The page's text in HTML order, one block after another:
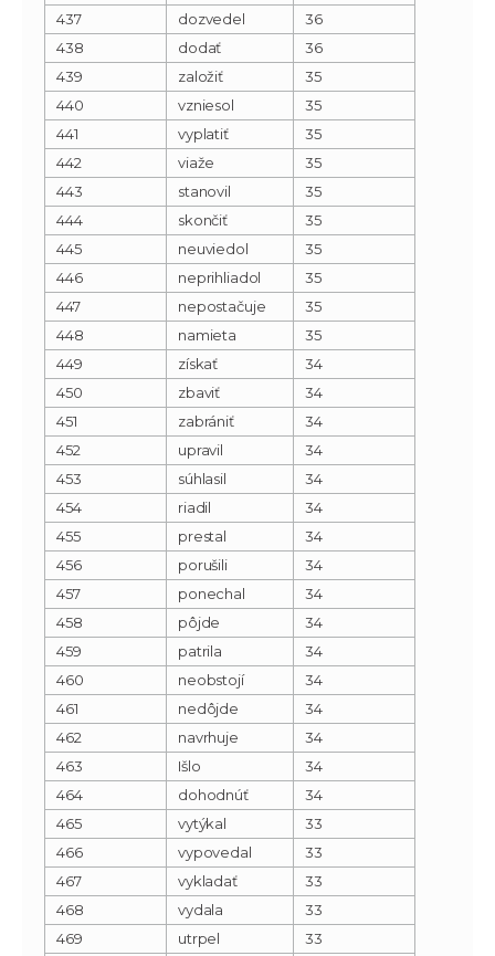
437 dozvedel
36
438
dodať
36
439
založiť
35
440
vzniesol
35
441
vyplatiť
35
442
viaže
35
443
stanovil
35
444
skončiť
35
445
neuviedol
35
446
neprihliadol
35
447
nepostačuje
35
448
namieta
35
449
získať
34
450
zbaviť
34
451
zabrániť
34
452
upravil
34
453
súhlasil
34
454
riadil
34
455
prestal
34
456
porušili
34
457
ponechal
34
458
pôjde
34
459
patrila
34
460
neobstojí
34
461
nedôjde
34
462
navrhuje
34
463
Išlo
34
464
dohodnúť
34
465
vytýkal
33
466
vypovedal
33
467
vykladať
33
468
vydala
33
469
utrpel
33